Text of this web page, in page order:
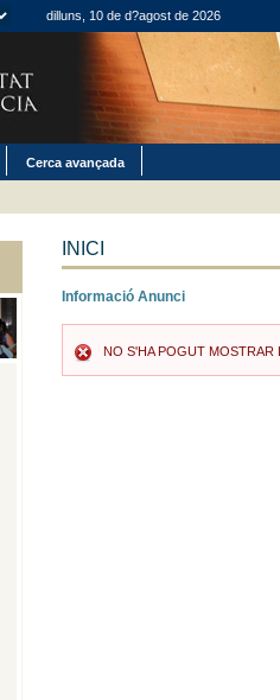
dilluns, 10 de d?agost de 2026
Cerca avançada
INICI
Informació Anunci
NO S'HA POGUT MOSTRAR